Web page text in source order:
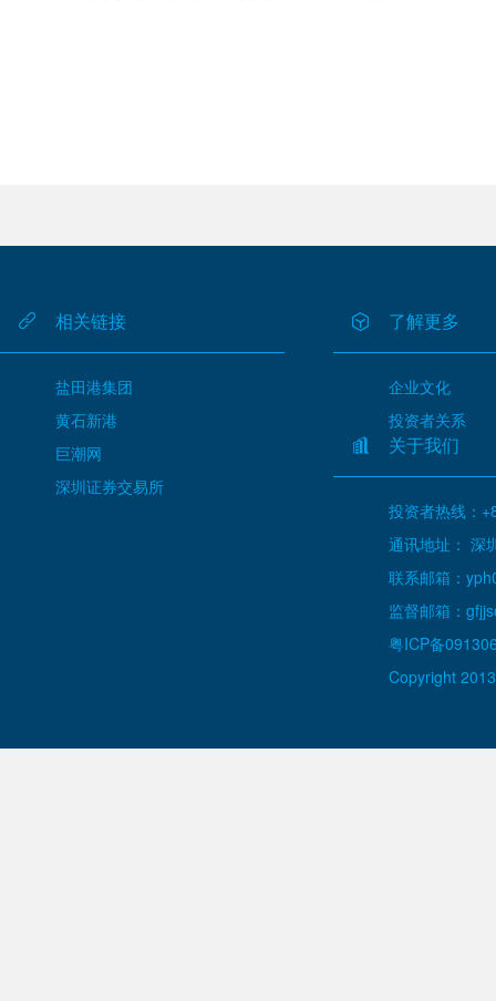
相关链接
盐田港集团
黄石新港
巨潮网
深圳证券交易所
了解更多
企业文化
投资者关系
关于我们
投资者热线：
通讯地址： 深
联系邮箱：
监督邮箱：
粤ICP备
Copyright